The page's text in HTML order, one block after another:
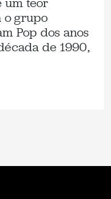
o grupo
Pop dos anos
de 1990,